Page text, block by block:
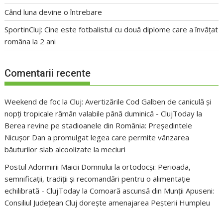
Când luna devine o întrebare
SportinCluj: Cine este fotbalistul cu două diplome care a învățat
româna la 2 ani
Comentarii recente
Weekend de foc la Cluj: Avertizările Cod Galben de caniculă și
nopți tropicale rămân valabile până duminică - ClujToday la
Berea revine pe stadioanele din România: Președintele
Nicușor Dan a promulgat legea care permite vânzarea
băuturilor slab alcoolizate la meciuri
Postul Adormirii Maicii Domnului la ortodocși: Perioada,
semnificații, tradiții și recomandări pentru o alimentație
echilibrată - ClujToday laComoară ascunsă din Munții Apuseni:
Consiliul Județean Cluj dorește amenajarea Peșterii Humpleu